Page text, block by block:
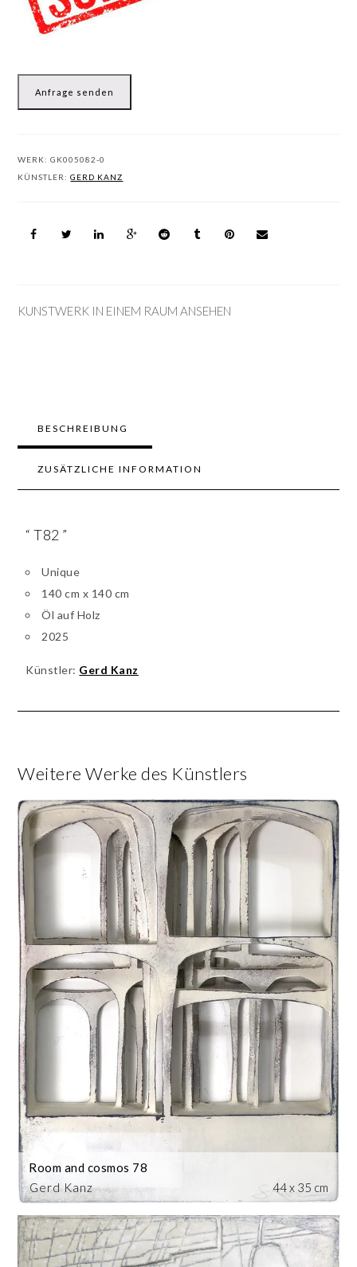
Anfrage senden
WERK:GK005082-0
KÜNSTLER:GERD KANZ
KUNSTWERK IN EINEM RAUM ANSEHEN
BESCHREIBUNG
ZUSÄTZLICHE INFORMATION
“ T82 ”
Unique
140 cm x 140 cm
Öl auf Holz
2025
Künstler: Gerd Kanz
Weitere Werke des Künstlers
Gerd Kanz
Room and cosmos 78
44 x 35 cm